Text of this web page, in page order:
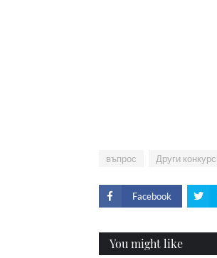
въпрос Други
Facebook
You might like